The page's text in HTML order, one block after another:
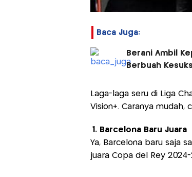
Baca Juga:
Berani Ambil
Berbuah
Laga-laga seru di Liga
Vision+. Caranya mudah,
1. Barcelona Baru Juara
Ya, Barcelona baru saja
juara Copa del Rey